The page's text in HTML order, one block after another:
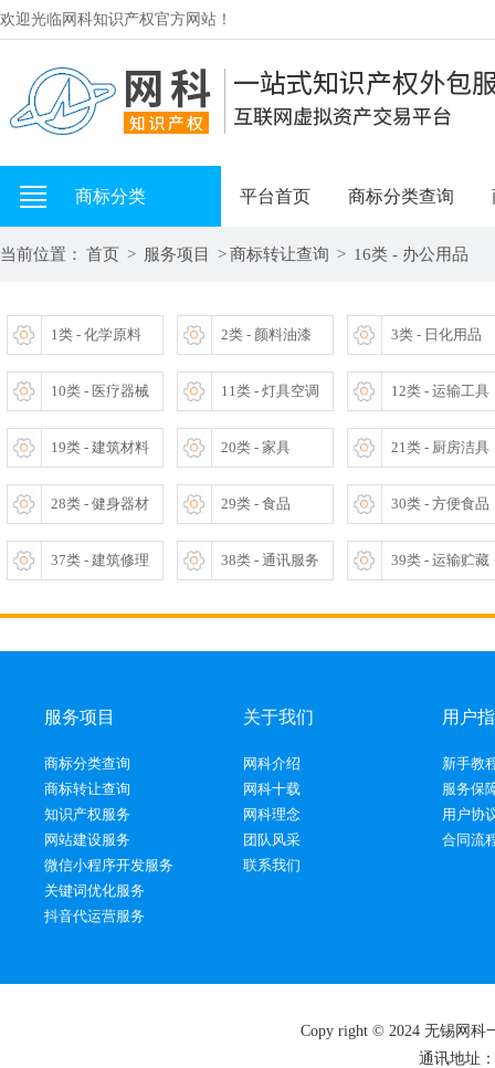
欢迎光临网科知识产权官方网站！
商标分类 平台首页 商标分类查询
当前位置： 首页 > 服务项目 >商标转让查询 > 16类 - 办公用品
1类 - 化学原料 2类 - 颜料油漆 3类 - 日化用品
10类 - 医疗器械 11类 - 灯具空调 12类 - 运输工具
19类 - 建筑材料 20类 - 家具 21类 - 厨房洁具
28类 - 健身器材 29类 - 食品 30类 - 方便食品
37类 - 建筑修理 38类 - 通讯服务 39类 - 运输贮藏
服务项目
商标分类查询
商标转让查询
知识产权服务
网站建设服务
微信小程序开发服务
关键词优化服务
抖音代运营服务
关于我们
网科介绍
网科十载
网科理念
团队风采
联系我们
用户
新手教
服务保
用户协
合同流
Copy right © 2024 无锡网科
通讯地址